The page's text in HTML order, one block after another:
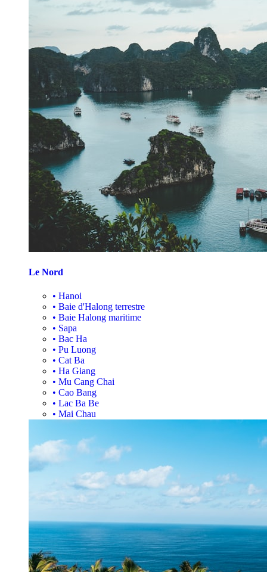
Le Nord
• Hanoi
• Baie d'Halong terrestre
• Baie Halong maritime
• Sapa
• Bac Ha
• Pu Luong
• Cat Ba
• Ha Giang
• Mu Cang Chai
• Cao Bang
• Lac Ba Be
• Mai Chau